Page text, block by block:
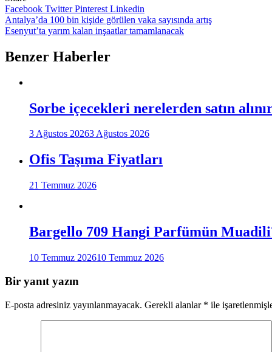
Facebook TwitterPinterest Linkedin
Yazı
gezinmesi
Antalya’da 100 bin kişide görülen vaka sayısında artış
Esenyut’ta yarım kalan inşaatlar tamamlanacak
Benzer Haberler
Sorbe içecekleri nerelerden satın
3 Ağustos 20263 Ağustos 2026
Ofis Taşıma Fiyatları
21 Temmuz 2026
Bargello 709 Hangi Parfümün
10 Temmuz 202610 Temmuz 2026
Bir yanıt yazın
E-posta adresiniz yayınlanmayacak. Gerekli alanlar * ile